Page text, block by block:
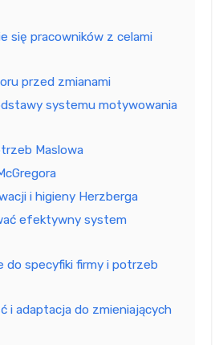
się pracowników z celami
przed zmianami
systemu motywowania
Maslowa
i higieny Herzberga
efektywny system
do specyfiki firmy i potrzeb
i adaptacja do zmieniających